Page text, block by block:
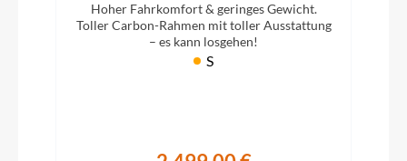
Hoher Fahrkomfort & geringes Gewicht.
Toller Carbon-Rahmen mit toller Ausstattung
– es kann losgehen!
S